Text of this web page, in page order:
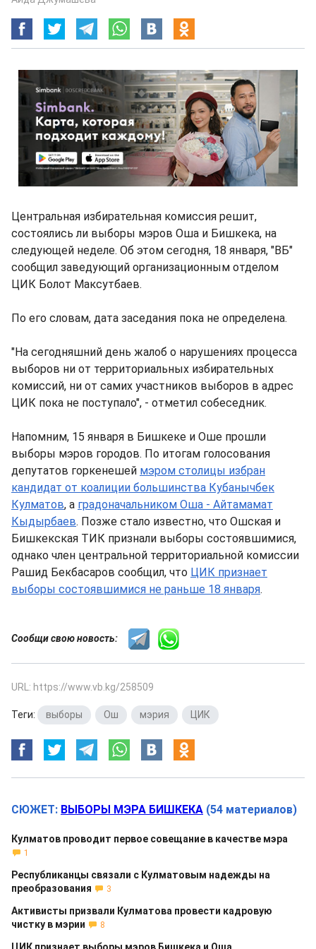
Центральная избирательная комиссия решит,
состоялись ли выборы мэров Оша и Бишкека, на
следующей неделе. Об этом сегодня, 18 января, "ВБ"
сообщил заведующий организационным отделом
ЦИК Болот Максутбаев.
По его словам, дата заседания пока не определена.
"На сегодняшний день жалоб о нарушениях процесса
выборов ни от территориальных избирательных
комиссий, ни от самих участников выборов в адрес
ЦИК пока не поступало", - отметил собеседник.
Напомним, 15 января в Бишкеке и Оше прошли
выборы мэров городов. По итогам голосования
депутатов горкенешей мэром столицы избран
кандидат от коалиции большинства Кубанычбек
Кулматов, а градоначальником Оша - Айтамамат
Кыдырбаев. Позже стало известно, что Ошская и
Бишкекская ТИК признали выборы состоявшимися,
однако член центральной территориальной комиссии
Рашид Бекбасаров сообщил, что ЦИК признает
выборы состоявшимися не раньше 18 января.
Сообщи свою новость:
URL: https://www.vb.kg/258509
Теги: выборы Ош мэрия ЦИК
СЮЖЕТ: ВЫБОРЫ МЭРА БИШКЕКА (54 материалов)
Кулматов проводит первое совещание в качестве мэра
1
Республиканцы связали с Кулматовым надежды на
преобразования
3
Активисты призвали Кулматова провести кадровую
чистку в мэрии
8